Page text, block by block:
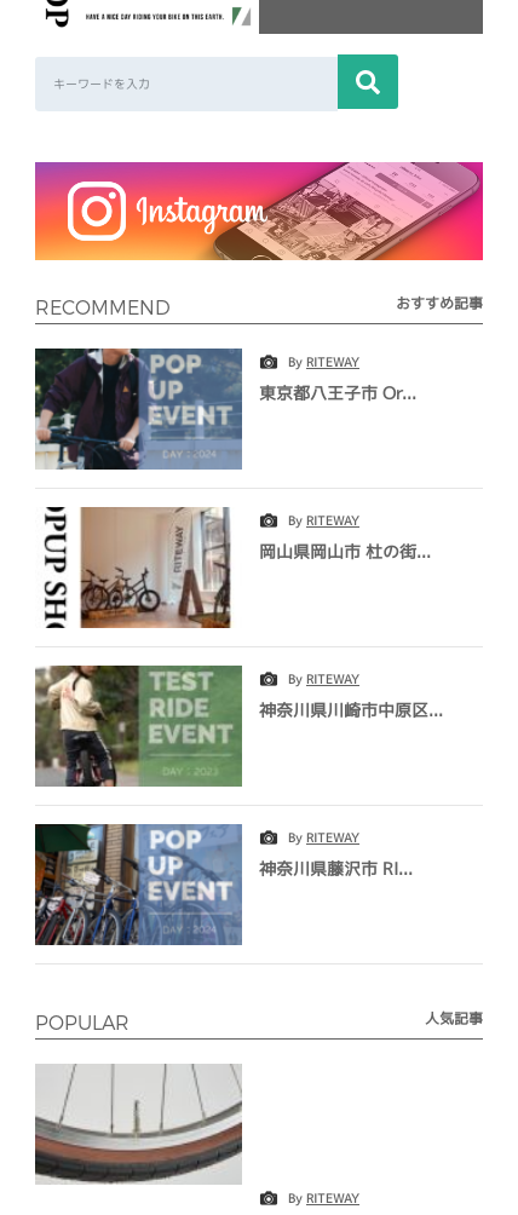
RECOMMEND おすすめ記事
By RITEWAY
東京都八王子市 Or...
By RITEWAY
岡山県岡山市 杜の街...
By RITEWAY
神奈川県川崎市中原区...
By RITEWAY
神奈川県藤沢市 RI...
POPULAR 人気記事
By RITEWAY